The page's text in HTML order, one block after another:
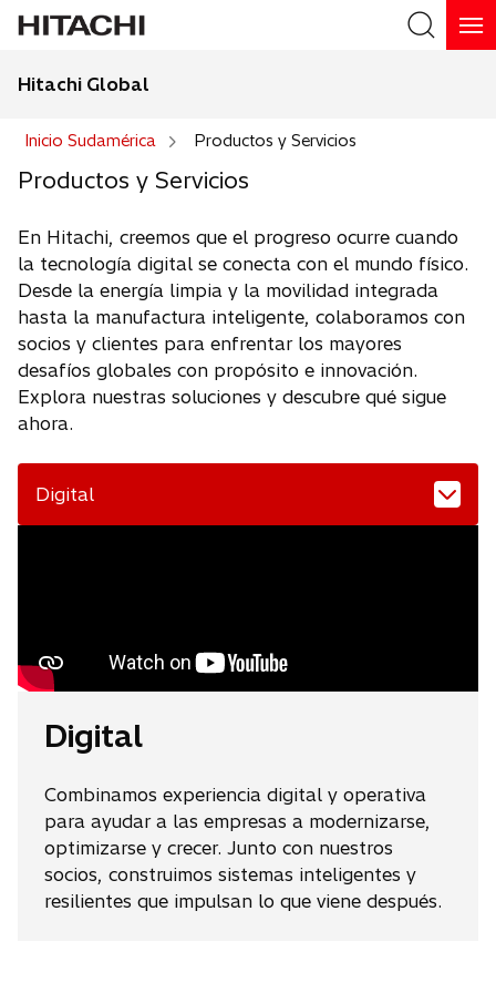
Hitachi Global
Inicio Sudamérica Productos y Servicios
Productos y Servicios
En Hitachi, creemos que el progreso ocurre cuando
la tecnología digital se conecta con el mundo físico.
Desde la energía limpia y la movilidad integrada
hasta la manufactura inteligente, colaboramos con
socios y clientes para enfrentar los mayores
desafíos globales con propósito e innovación.
Explora nuestras soluciones y descubre qué sigue
ahora.
Digital
Digital
Combinamos experiencia digital y operativa
para ayudar a las empresas a modernizarse,
optimizarse y crecer. Junto con nuestros
socios, construimos sistemas inteligentes y
resilientes que impulsan lo que viene después.